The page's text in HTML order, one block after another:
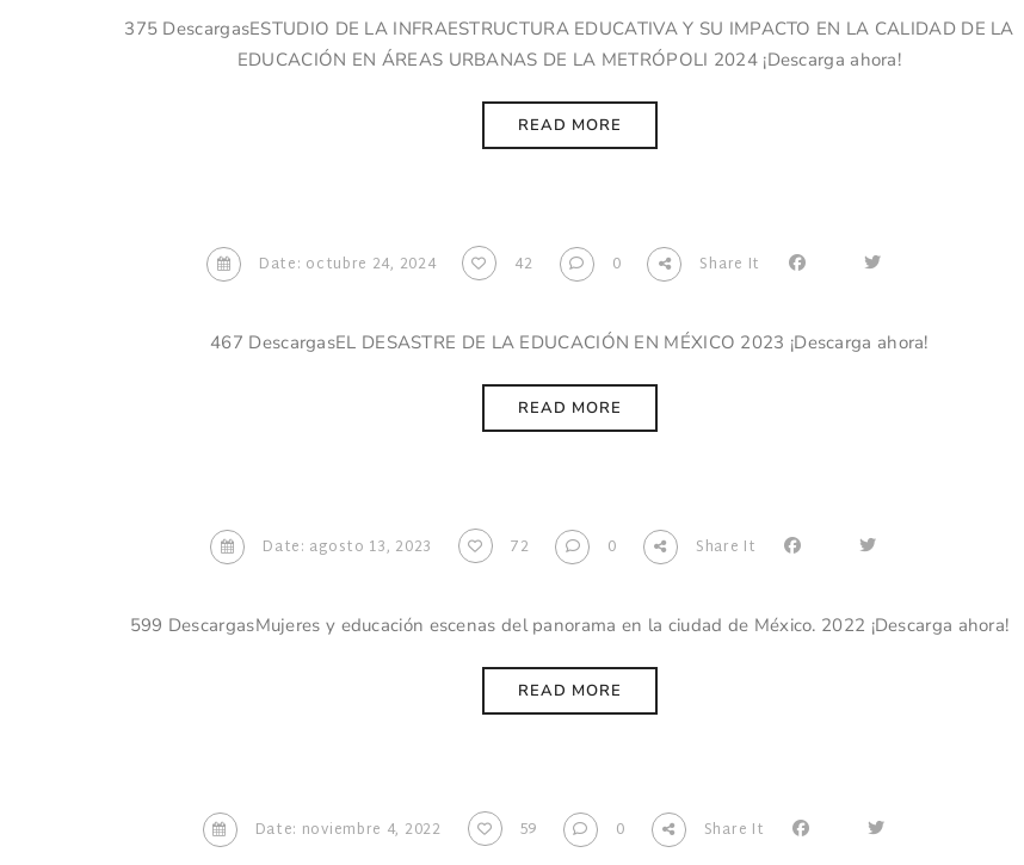
375 DescargasESTUDIO DE LA INFRAESTRUCTURA EDUCATIVA Y SU IMPACTO EN LA CALIDAD DE LA
EDUCACIÓN EN ÁREAS URBANAS DE LA METRÓPOLI 2024 ¡Descarga ahora!
READ MORE
Date: octubre 24, 2024 42 0 Share It
467 DescargasEL DESASTRE DE LA EDUCACIÓN EN MÉXICO 2023 ¡Descarga ahora!
READ MORE
Date: agosto 13, 2023 72 0 Share It
599 DescargasMujeres y educación escenas del panorama en la ciudad de México. 2022 ¡Descarga ahora!
READ MORE
Date: noviembre 4, 2022 59 0 Share It